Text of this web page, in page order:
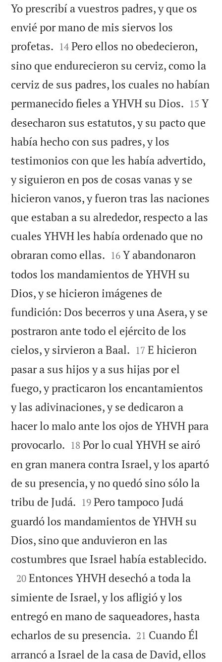
Yo prescribí a vuestros padres, y que os
envié por mano de mis siervos los
profetas. 

14 Pero ellos no obedecieron,
sino que endurecieron su cerviz, como la
cerviz de sus padres, los cuales no habían
permanecido fieles a YHVH su Dios. 

15 Y
desecharon sus estatutos, y su pacto que
había hecho con sus padres, y los
testimonios con que les había advertido,
y siguieron en pos de cosas vanas y se
hicieron vanos, y fueron tras las naciones
que estaban a su alrededor, respecto a las
cuales YHVH les había ordenado que no
obraran como ellas. 

16 Y abandonaron
todos los mandamientos de YHVH su
Dios, y se hicieron imágenes de
fundición: Dos becerros y una Asera, y se
postraron ante todo el ejército de los
cielos, y sirvieron a Baal. 

17 E hicieron
pasar a sus hijos y a sus hijas por el
fuego, y practicaron los encantamientos
y las adivinaciones, y se dedicaron a
hacer lo malo ante los ojos de YHVH para
provocarlo. 

18 Por lo cual YHVH se airó
en gran manera contra Israel, y los apartó
de su presencia, y no quedó sino sólo la
tribu de Judá. 

19 Pero tampoco Judá
guardó los mandamientos de YHVH su
Dios, sino que anduvieron en las
costumbres que Israel había establecido.

20 Entonces YHVH desechó a toda la
simiente de Israel, y los afligió y los
entregó en mano de saqueadores, hasta
echarlos de su presencia. 

21 Cuando Él
arrancó a Israel de la casa de David, ellos